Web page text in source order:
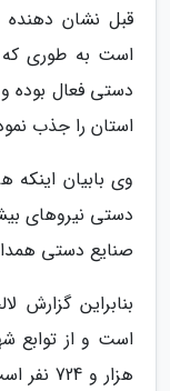
قبل نشان دهنده
است به طوری که
دستی فعال بوده
استان را جذب
وی بابیان اینکه
دستی نیروهای
صنایع دستی
بنابراین گزارش
هزار و